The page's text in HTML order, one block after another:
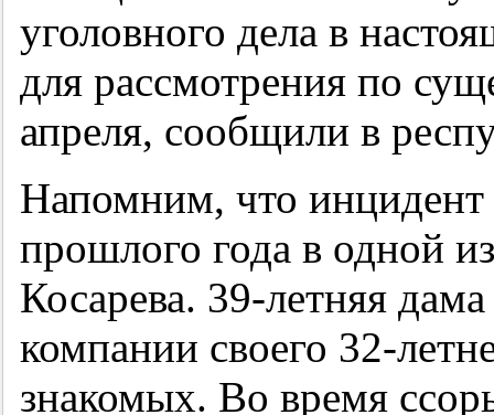
уголовного дела в
для рассмотрения по
апреля, сообщили в
Напомним, что
прошлого года в одной
Косарева. 39-летняя
компании своего 32-
знакомых. Во время